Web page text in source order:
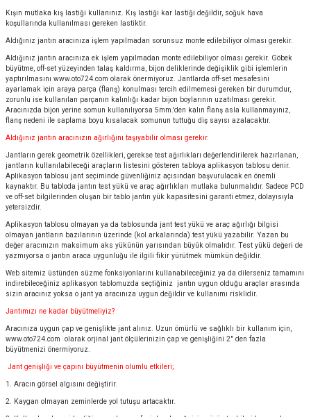
Kışın mutlaka kış lastiği kullanınız. Kış lastiği kar lastiği değildir, soğuk hava
koşullarında kullanılması gereken lastiktir.
Aldığınız jantın aracınıza işlem yapılmadan sorunsuz monte edilebiliyor olması gerekir.
Aldığınız jantın aracınıza ek işlem yapılmadan monte edilebiliyor olması gerekir. Göbek
büyütme, off-set yüzeyinden talaş kaldırma, bijon deliklerinde değişiklik gibi işlemlerin
yaptırılmasını www.oto724.com olarak önermiyoruz. Jantlarda off-set mesafesini
ayarlamak için araya parça (flanş) konulması tercih edilmemesi gereken bir durumdur,
zorunlu ise kullanılan parçanın kalınlığı kadar bijon boylarının uzatılması gerekir.
Aracınızda bijon yerine somun kullanılıyorsa 5mm.'den kalın flanş asla kullanmayınız,
flanş nedeni ile saplama boyu kısalacak somunun tuttuğu diş sayısı azalacaktır.
Aldığınız jantın aracınızın ağırlığını taşıyabilir olması gerekir.
Jantların gerek geometrik özellikleri, gerekse test ağırlıkları değerlendirilerek hazırlanan,
jantların kullanılabileceği araçların listesini gösteren tabloya aplikasyon tablosu denir.
Aplikasyon tablosu jant seçiminde güvenliğiniz açısından başvurulacak en önemli
kaynaktır. Bu tabloda jantın test yükü ve araç ağırlıkları mutlaka bulunmalıdır. Sadece PCD
ve off-set bilgilerinden oluşan bir tablo jantın yük kapasitesini garanti etmez, dolayısıyla
yetersizdir.
Aplikasyon tablosu olmayan ya da tablosunda jant test yükü ve araç ağırlığı bilgisi
olmayan jantların bazılarının üzerinde (kol arkalarında) test yükü yazabilir. Yazan bu
değer aracınızın maksimum aks yükünün yarısından büyük olmalıdır. Test yükü değeri de
yazmıyorsa o jantın araca uygunluğu ile ilgili fikir yürütmek mümkün değildir.
Web sitemiz üstünden süzme fonksiyonlarını kullanabileceğiniz ya da dilerseniz tamamını
indirebileceğiniz aplikasyon tablomuzda seçtiğiniz jantın uygun olduğu araçlar arasında
sizin aracınız yoksa o jant ya aracınıza uygun değildir ve kullanımı risklidir.
Jantımızı ne kadar büyütmeliyiz?
Aracınıza uygun çap ve genişlikte jant alınız. Uzun ömürlü ve sağlıklı bir kullanım için,
www.oto724.com olarak orjinal jant ölçülerinizin çap ve genişliğini 2" den fazla
büyütmenizi önermiyoruz.
Jant genişliği ve çapını büyütmenin olumlu etkileri;
1. Aracın görsel algısını değiştirir.
2. Kaygan olmayan zeminlerde yol tutuşu artacaktır.